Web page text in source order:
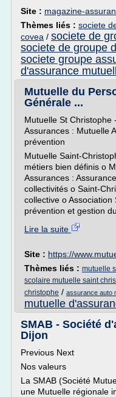
Site : magazine-
Thèmes liés : societe
covea / societe de
societe de groupe
societe groupe
d'assurance
Mutuelle du
Générale ...
Mutuelle St Christophe
Assurances : Mutuelle
prévention
Mutuelle Saint-
métiers bien définis o
Assurances :
collectivités o Saint-
collective o
prévention et gestion
Lire la suite
Site : https://
Thèmes liés : mutuelle
scolaire mutuelle saint
christophe / assurance auto
mutuelle
SMAB - Société
Dijon
Previous Next
Nos valeurs
La SMAB (Société
une Mutuelle régionale